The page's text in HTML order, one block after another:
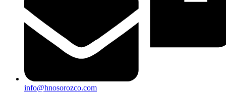
info@hnosorozco.com